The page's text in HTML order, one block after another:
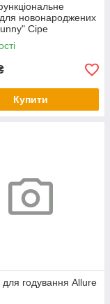
новонароджених
Сіре
Купити
для годування Allure